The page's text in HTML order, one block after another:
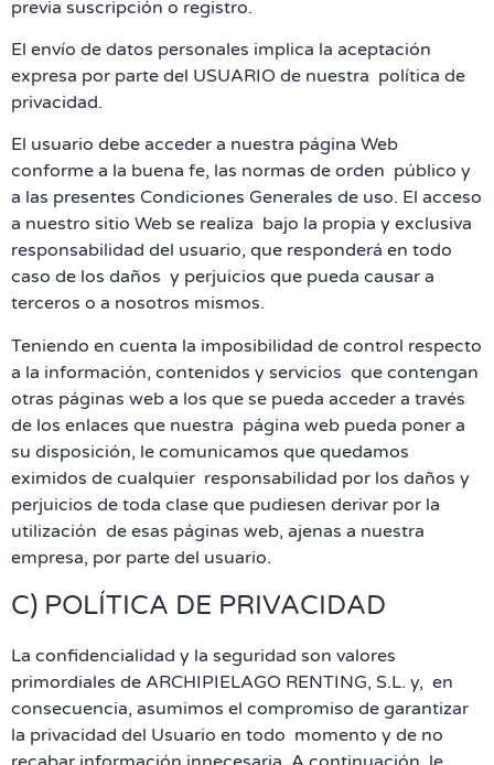
previa suscripción o registro.
El envío de datos personales implica la aceptación
expresa por parte del USUARIO de nuestra política de
privacidad.
El usuario debe acceder a nuestra página Web
conforme a la buena fe, las normas de orden público y
a las presentes Condiciones Generales de uso. El acceso
a nuestro sitio Web se realiza bajo la propia y exclusiva
responsabilidad del usuario, que responderá en todo
caso de los daños y perjuicios que pueda causar a
terceros o a nosotros mismos.
Teniendo en cuenta la imposibilidad de control respecto
a la información, contenidos y servicios que contengan
otras páginas web a los que se pueda acceder a través
de los enlaces que nuestra página web pueda poner a
su disposición, le comunicamos que quedamos
eximidos de cualquier responsabilidad por los daños y
perjuicios de toda clase que pudiesen derivar por la
utilización de esas páginas web, ajenas a nuestra
empresa, por parte del usuario.
C) POLÍTICA DE PRIVACIDAD
La confidencialidad y la seguridad son valores
primordiales de ARCHIPIELAGO RENTING, S.L. y, en
consecuencia, asumimos el compromiso de garantizar
la privacidad del Usuario en todo momento y de no